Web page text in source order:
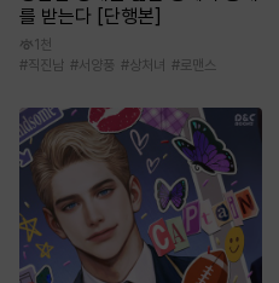
를 받는다 [단행본]
1천
#직진남 #서양풍 #상처녀 #로맨스